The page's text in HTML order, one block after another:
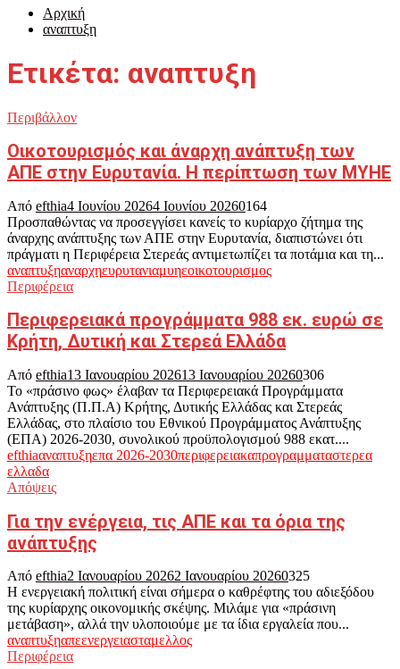
Αρχική
αναπτυξη
Ετικέτα: αναπτυξη
Περιβάλλον
Οικοτουρισμός και άναρχη ανάπτυξη των
ΑΠΕ στην Ευρυτανία. Η περίπτωση των ΜΥΗΕ
Από efthia4 Ιουνίου 20264 Ιουνίου 20260164
Προσπαθώντας να προσεγγίσει κανείς το κυρίαρχο ζήτημα της
άναρχης ανάπτυξης των ΑΠΕ στην Ευρυτανία, διαπιστώνει ότι
πράγματι η Περιφέρεια Στερεάς αντιμετωπίζει τα ποτάμια και τη...
αναπτυξηαναρχηευρυτανιαμυηεοικοτουρισμος
Περιφέρεια
Περιφερειακά προγράμματα 988 εκ. ευρώ σε
Κρήτη, Δυτική και Στερεά Ελλάδα
Από efthia13 Ιανουαρίου 202613 Ιανουαρίου 20260306
Το «πράσινο φως» έλαβαν τα Περιφερειακά Προγράμματα
Ανάπτυξης (Π.Π.Α) Κρήτης, Δυτικής Ελλάδας και Στερεάς
Ελλάδας, στο πλαίσιο του Εθνικού Προγράμματος Ανάπτυξης
(ΕΠΑ) 2026-2030, συνολικού προϋπολογισμού 988 εκατ....
efthiaαναπτυξηεπα 2026-2030περιφερειακαπρογραμματαστερεα
ελλαδα
Απόψεις
Για την ενέργεια, τις ΑΠΕ και τα όρια της
ανάπτυξης
Από efthia2 Ιανουαρίου 20262 Ιανουαρίου 20260325
Η ενεργειακή πολιτική είναι σήμερα ο καθρέφτης του αδιεξόδου
της κυρίαρχης οικονομικής σκέψης. Μιλάμε για «πράσινη
μετάβαση», αλλά την υλοποιούμε με τα ίδια εργαλεία που...
αναπτυξηαπεενεργειασταμελλος
Περιφέρεια